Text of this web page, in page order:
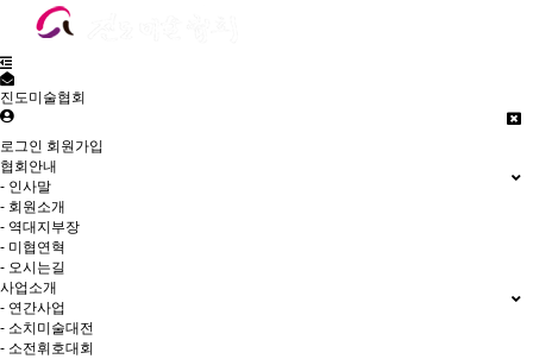
진도미술협회
로그인 회원가입
협회안내
- 인사말
- 회원소개
- 역대지부장
- 미협연혁
- 오시는길
사업소개
- 연간사업
- 소치미술대전
- 소전휘호대회